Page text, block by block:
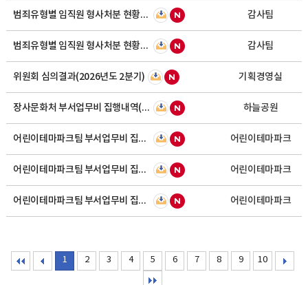
범죄유형별 임직원 형사처분 현황(2026년 상반기) 감사팀
범죄유형별 임직원 형사처분 현황(2025년 하반기) 감사팀
위원회 심의결과(2026년도 2분기) 기획경영실
장사문화처 부서업무비 집행내역(2026.7월분) 하늘공원
어린이테마파크팀 부서업무비 집행내역(2026년 6월) 어린이테마파크
어린이테마파크팀 부서업무비 집행내역(2026년 5월) 어린이테마파크
어린이테마파크팀 부서업무비 집행내역(2026년 3월) 어린이테마파크
1 2 3 4 5 6 7 8 9 10